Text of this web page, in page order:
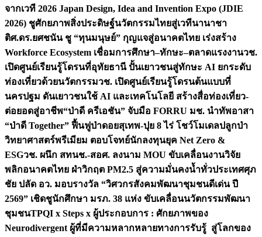
จากเวที 2026 Japan Design, Idea and Invention Expo (JDIE
2026) ชูศักยภาพสิ่งประดิษฐ์นวัตกรรมไทยสู่เวทีนานาชา
ติศ.ดร.ยศชนัน ชู “ทุนมนุษย์” กุญแจสู่อนาคตไทย เร่งสร้าง
Workforce Ecosystem เชื่อมการศึกษา–ทักษะ–ตลาดแรงงานวช.
เปิดศูนย์เรียนรู้โดรนที่อุทัยธานี ปั้นเยาวชนสู่ทักษะ AI ยกระดับ
ท่องเที่ยวด้วยนวัตกรรมวช. เปิดศูนย์เรียนรู้โดรนต้นแบบที่
นครปฐม ดันเยาวชนใช้ AI และเทคโนโลยี สร้างสื่อท่องเที่ยว-
ต่อยอดสู่อาชีพ“ป่าดี ครีเอชัน” จับมือ FORRU มช. นำทัพอาสา
“ป่าดี Together” ฟื้นฟูป่าดอยสุเทพ-ปุย 8 ไร่ โชว์โมเดลปลูกป่า
วิทยาศาสตร์พรีเมียม ตอบโจทย์นักลงทุนยุค Net Zero &
ESGวช. ผนึก สทนช.-สอศ. ลงนาม MOU ขับเคลื่อนงานวิจัย
พลิกอนาคตไทย ฝ่าวิกฤต PM2.5 สู่ความมั่นคงน้ำทั่วประเทศศุภ
ชัย ปลัด อว. มอบรางวัล “วิศวกรสังคมพัฒนาชุมชนดีเด่น ปี
2569” เชิดชูนักศึกษา มรภ. 38 แห่ง ขับเคลื่อนนวัตกรรมพัฒนา
ชุมชนTPQI x Steps x ผู้ประกอบการ : ศักยภาพของ
Neurodivergent ผู้ที่มีความหลากหลายทางการรับรู้ สู่โลกของ